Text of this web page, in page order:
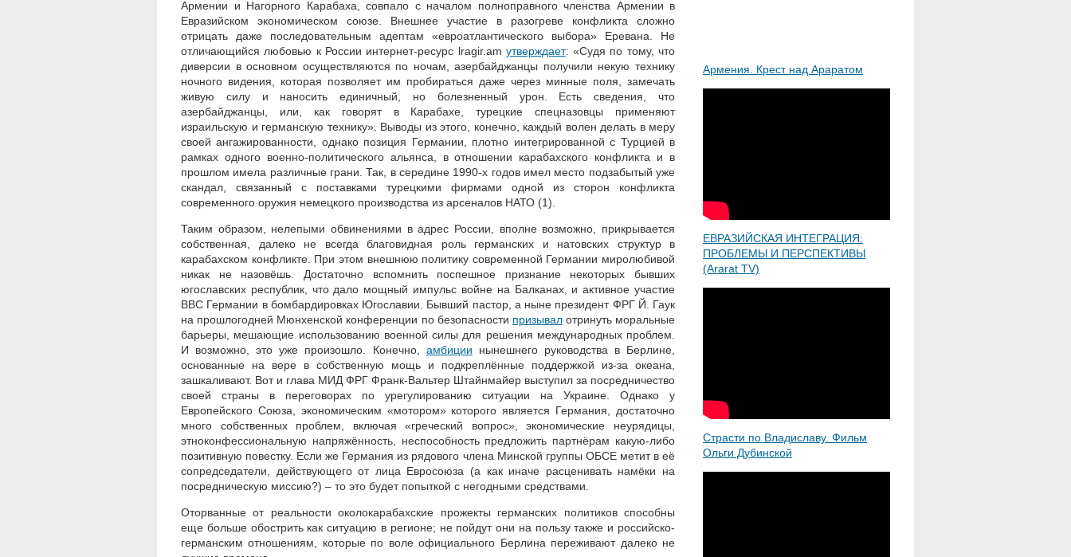
Армении и Нагорного Карабаха, совпало с началом полноправного членства Армении в
Евразийском экономическом союзе. Внешнее участие в разогреве конфликта сложно
отрицать даже последовательным адептам «евроатлантического выбора» Еревана. Не
отличающийся любовью к России интернет-ресурс lragir.am утверждает: «Судя по тому, что
диверсии в основном осуществляются по ночам, азербайджанцы получили некую технику
ночного видения, которая позволяет им пробираться даже через минные поля, замечать
живую силу и наносить единичный, но болезненный урон. Есть сведения, что
азербайджанцы, или, как говорят в Карабахе, турецкие спецназовцы применяют
израильскую и германскую технику». Выводы из этого, конечно, каждый волен делать в меру
своей ангажированности, однако позиция Германии, плотно интегрированной с Турцией в
рамках одного военно-политического альянса, в отношении карабахского конфликта и в
прошлом имела различные грани. Так, в середине 1990-х годов имел место подзабытый уже
скандал, связанный с поставками турецкими фирмами одной из сторон конфликта
современного оружия немецкого производства из арсеналов НАТО (1).
Таким образом, нелепыми обвинениями в адрес России, вполне возможно, прикрывается
собственная, далеко не всегда благовидная роль германских и натовских структур в
карабахском конфликте. При этом внешнюю политику современной Германии миролюбивой
никак не назовёшь. Достаточно вспомнить поспешное признание некоторых бывших
югославских республик, что дало мощный импульс войне на Балканах, и активное участие
ВВС Германии в бомбардировках Югославии. Бывший пастор, а ныне президент ФРГ Й. Гаук
на прошлогодней Мюнхенской конференции по безопасности призывалотринуть моральные
барьеры, мешающие использованию военной силы для решения международных проблем.
И возможно, это уже произошло. Конечно, амбиции нынешнего руководства в Берлине,
основанные на вере в собственную мощь и подкреплённые поддержкой из-за океана,
зашкаливают. Вот и глава МИД ФРГ Франк-Вальтер Штайнмайер выступил за посредничество
своей страны в переговорах по урегулированию ситуации на Украине. Однако у
Европейского Союза, экономическим «мотором» которого является Германия, достаточно
много собственных проблем, включая «греческий вопрос», экономические неурядицы,
этноконфессиональную напряжённость, неспособность предложить партнёрам какую-либо
позитивную повестку. Если же Германия из рядового члена Минской группы ОБСЕ метит в её
сопредседатели, действующего от лица Евросоюза (а как иначе расценивать намёки на
посредническую миссию?) – то это будет попыткой с негодными средствами.
Оторванные от реальности околокарабахские прожекты германских политиков способны
еще больше обострить как ситуацию в регионе; не пойдут они на пользу также и российско-
германским отношениям, которые по воле официального Берлина переживают далеко не
Армения. Крест над Араратом
ЕВРАЗИЙСКАЯ ИНТЕГРАЦИЯ:
ПРОБЛЕМЫ И ПЕРСПЕКТИВЫ
(Ararat TV)
Страсти по Владиславу. Фильм
Ольги Дубинской